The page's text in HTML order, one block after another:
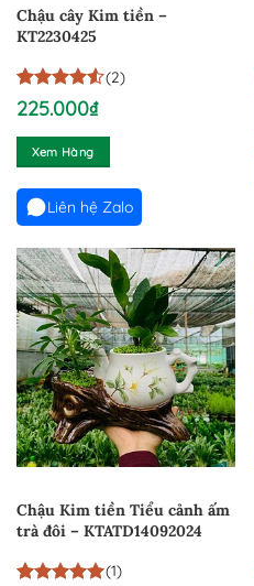
Chậu cây Kim tiền –
KT2230425
4.5trên 5
dựa trên
2
đánh giá
(2)
225.000₫
Xem Hàng
Liên hệ Zalo
Chậu Kim tiền Tiểu cảnh ấm
trà đôi – KTATD14092024
(1)